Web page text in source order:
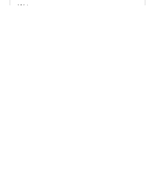
Write a comment...